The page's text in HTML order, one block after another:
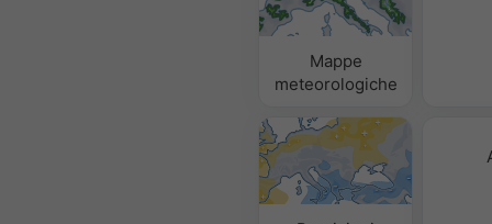
Mappe
meteorologiche